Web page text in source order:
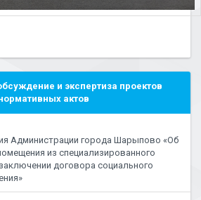
и экспертиза проектов
актов
Администрации города Шарыпово «Об
из специализированного
договора социального